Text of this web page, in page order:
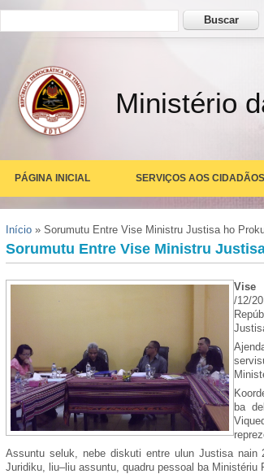
Formulário de busca Buscar
Ministério
PÁGINA INICIAL SERVIÇOS AOS CIDADÃOS
Você está aqui
Início » Sorumutu Entre Vise Ministru Justisa ho
Sorumutu Entre Vise Ministru
Vise
/12/
ba
Assuntu seluk, nebe diskuti entre ulun Justisa nain
Juridiku, liu–liu assuntu, quadru pessoal ba Ministériu